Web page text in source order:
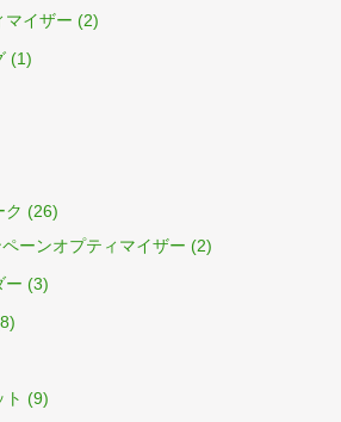
マイザー (2)
(1)
ク (26)
ーンオプティマイザー (2)
ー (3)
(9)